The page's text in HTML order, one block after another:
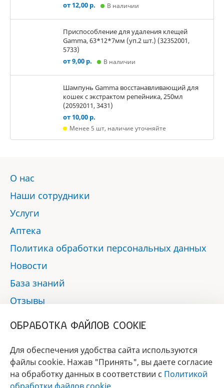
от 12,00 р.
В наличии
Приспособление для удаления клещей
Gamma, 63*12*7мм (уп.2 шт.) (32352001,
5733)
от 9,00 р.
В наличии
Шампунь Gamma восстанавливающий для
кошек с экстрактом репейника, 250мл
(20592011, 3431)
от 10,00 р.
Менее 5 шт, наличие уточняйте
О нас
Наши сотрудники
Услуги
Аптека
Политика обработки персональных данных
Новости
База знаний
Отзывы
БРЕНД
ОБРАБОТКА ФАЙЛОВ COOKIE
Для обеспечения удобства сайта используются
файлы cookie. Нажав "Принять", вы даете согласие
на обработку данных в соответствии с Политикой